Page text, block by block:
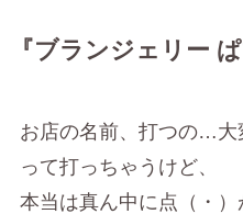
『ブランジェリー
お店の名前、打つの…大
って打っちゃうけど、
本当は真ん中に点（・）